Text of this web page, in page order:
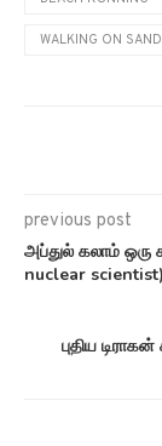
WALKING ON SAND
previous post
அப்துல் கலாம் ஒரு
nuclear
புதிய